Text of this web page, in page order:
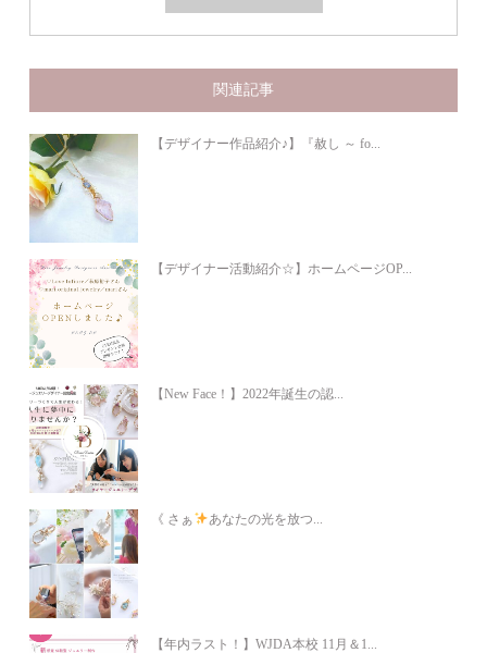
関連記事
【デザイナー作品紹介♪】『赦し ～ fo...
【デザイナー活動紹介☆】ホームページOP...
【New Face！】2022年誕生の認...
《 さぁ あなたの光を放つ...
【年内ラスト！】WJDA本校 11月＆1...